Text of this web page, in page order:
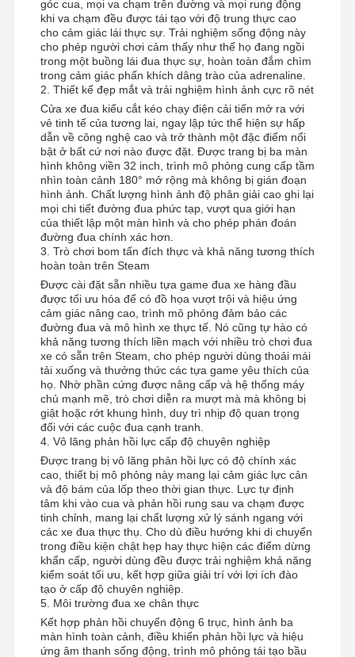
Nhà Sản Phẩm Video
Về Chúng
Tham Quan
Nhà Máy
Kiểm Soát
Chất Lượng
Liên Hệ
Chúng Tôi
Tin Tức
Tất Cả Các
Trường Hợp
Yêu Cầu Báo
Giá
máy trò chơi trẻ em
Máy chơi trò chơi đua xe
máy chơi game bắn súng
Máy chơi mua vé
góc cua, mọi va chạm trên đường và mọi rung động
khi va chạm đều được tái tạo với độ trung thực cao
cho cảm giác lái thực sự. Trải nghiệm sống động này
cho phép người chơi cảm thấy như thể họ đang ngồi
trong một buồng lái đua thực sự, hoàn toàn đắm chìm
trong cảm giác phấn khích dâng trào của adrenaline.
2. Thiết kế đẹp mắt và trải nghiệm hình ảnh cực rõ nét
Cửa xe đua kiểu cắt kéo chạy điện cải tiến mở ra với
vẻ tinh tế của tương lai, ngay lập tức thể hiện sự hấp
dẫn về công nghệ cao và trở thành một đặc điểm nổi
bật ở bất cứ nơi nào được đặt. Được trang bị ba màn
hình không viền 32 inch, trình mô phỏng cung cấp tầm
nhìn toàn cảnh 180° mở rộng mà không bị gián đoạn
hình ảnh. Chất lượng hình ảnh độ phân giải cao ghi lại
mọi chi tiết đường đua phức tạp, vượt qua giới hạn
của thiết lập một màn hình và cho phép phán đoán
đường đua chính xác hơn.
3. Trò chơi bom tấn đích thực và khả năng tương thích
hoàn toàn trên Steam
Được cài đặt sẵn nhiều tựa game đua xe hàng đầu
được tối ưu hóa để có đồ họa vượt trội và hiệu ứng
cảm giác nâng cao, trình mô phỏng đảm bảo các
đường đua và mô hình xe thực tế. Nó cũng tự hào có
khả năng tương thích liền mạch với nhiều trò chơi đua
xe có sẵn trên Steam, cho phép người dùng thoải mái
tải xuống và thưởng thức các tựa game yêu thích của
họ. Nhờ phần cứng được nâng cấp và hệ thống máy
chủ mạnh mẽ, trò chơi diễn ra mượt mà mà không bị
giật hoặc rớt khung hình, duy trì nhịp độ quan trọng
đối với các cuộc đua cạnh tranh.
4. Vô lăng phản hồi lực cấp độ chuyên nghiệp
Được trang bị vô lăng phản hồi lực có độ chính xác
cao, thiết bị mô phỏng này mang lại cảm giác lực cản
và độ bám của lốp theo thời gian thực. Lực tự định
tâm khi vào cua và phản hồi rung sau va chạm được
tinh chỉnh, mang lại chất lượng xử lý sánh ngang với
các xe đua thực thụ. Cho dù điều hướng khi di chuyển
trong điều kiện chật hẹp hay thực hiện các điểm dừng
khẩn cấp, người dùng đều được trải nghiệm khả năng
kiểm soát tối ưu, kết hợp giữa giải trí với lợi ích đào
tạo ở cấp độ chuyên nghiệp.
5. Môi trường đua xe chân thực
Kết hợp phản hồi chuyển động 6 trục, hình ảnh ba
màn hình toàn cảnh, điều khiển phản hồi lực và hiệu
ứng âm thanh sống động, trình mô phỏng tái tạo bầu